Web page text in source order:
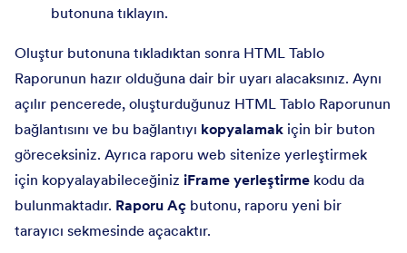
butonuna tıklayın.
Oluştur butonuna tıkladıktan sonra HTML Tablo
Raporunun hazır olduğuna dair bir uyarı alacaksınız. Aynı
açılır pencerede, oluşturduğunuz HTML Tablo Raporunun
bağlantısını ve bu bağlantıyı kopyalamak için bir buton
göreceksiniz. Ayrıca raporu web sitenize yerleştirmek
için kopyalayabileceğiniz iFrame yerleştirme kodu da
bulunmaktadır. Raporu Aç butonu, raporu yeni bir
tarayıcı sekmesinde açacaktır.